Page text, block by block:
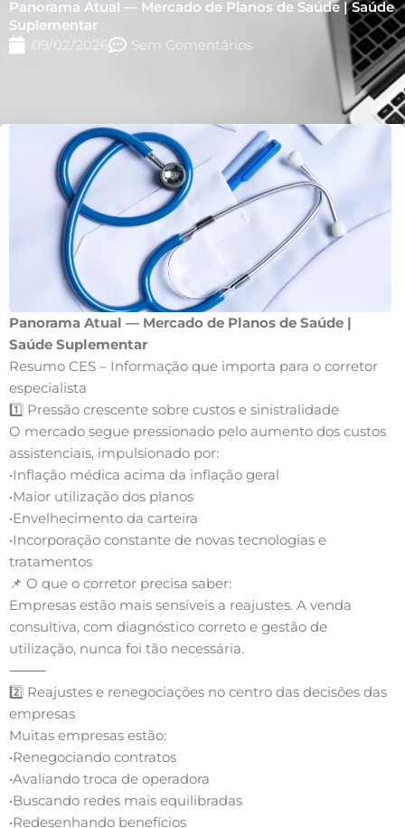
Panorama Atual — Mercado de Planos de Saúde | Saúde
Suplementar
09/02/2026
Sem Comentários
Panorama Atual — Mercado de Planos de Saúde |
Saúde Suplementar
Resumo CES – Informação que importa para o corretor
especialista
1️⃣ Pressão crescente sobre custos e sinistralidade
O mercado segue pressionado pelo aumento dos custos
assistenciais, impulsionado por:
•Inflação médica acima da inflação geral
•Maior utilização dos planos
•Envelhecimento da carteira
•Incorporação constante de novas tecnologias e
tratamentos
📌 O que o corretor precisa saber:
Empresas estão mais sensíveis a reajustes. A venda
consultiva, com diagnóstico correto e gestão de
utilização, nunca foi tão necessária.
⸻
2️⃣ Reajustes e renegociações no centro das decisões das
empresas
Muitas empresas estão:
•Renegociando contratos
•Avaliando troca de operadora
•Buscando redes mais equilibradas
•Redesenhando benefícios